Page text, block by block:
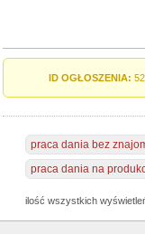
ID OGŁOSZENIA:
praca dania bez
praca dania na
ilość wszystkich